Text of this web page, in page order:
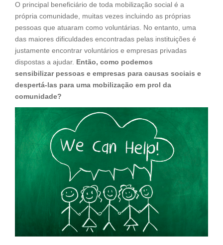
O principal beneficiário de toda mobilização social é a
própria comunidade, muitas vezes incluindo as próprias
pessoas que atuaram como voluntárias. No entanto, uma
das maiores dificuldades encontradas pelas instituições é
justamente encontrar voluntários e empresas privadas
dispostas a ajudar. Então, como podemos
sensibilizar pessoas e empresas para causas sociais e
despertá-las para uma mobilização em prol da
comunidade?